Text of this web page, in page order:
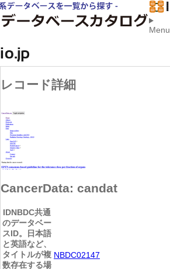
Menu
レコード詳細
CancerData: candat
IDNBDC共通
のデータベー
スID。日本語
と英語など、
タイトルが複
数存在する場
NBDC02147